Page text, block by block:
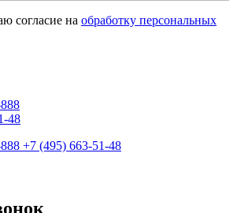
согласие на обработку персональных
48
+7 (495) 663-51-48